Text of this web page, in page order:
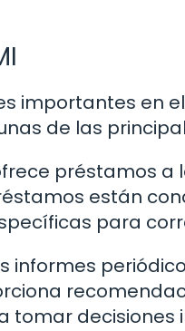
importantes en
de las
préstamos
están
para
informes
tomar